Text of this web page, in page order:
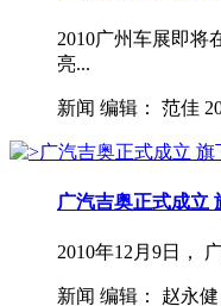
2010广州车展即将
亮...
新闻 编辑： 范佳
广汽吉奥正式成立
2010年12月9日，
新闻 编辑： 赵永健